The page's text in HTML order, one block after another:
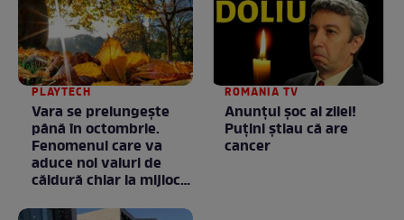
PLAYTECH
Vara se prelungeşte
până în octombrie.
Fenomenul care va
aduce noi valuri de
căldură chiar la mijlocul
ROMANIA TV
Anunţul şoc al zilei!
Puţini ştiau că are
cancer